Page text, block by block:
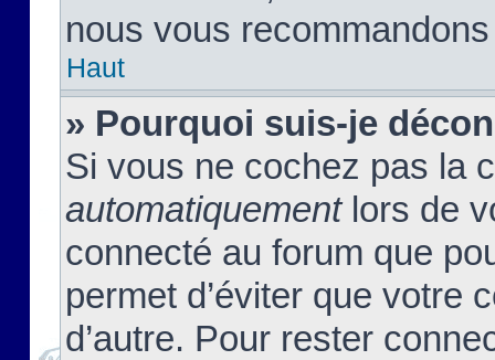
nous vous
Haut
» Pourquoi suis-je
Si vous ne cochez pas la
automatiquementlors de
connecté au forum que
permet d’éviter que votre
d’autre. Pour rester